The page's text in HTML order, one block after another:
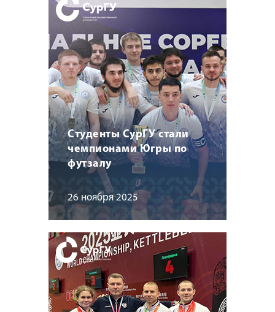
Студенты СурГУ стали
чемпионами Югры по
футзалу
26 ноября 2025